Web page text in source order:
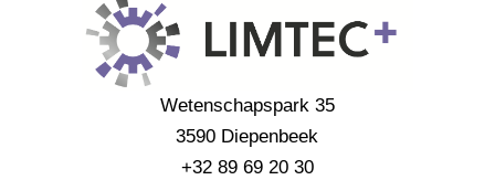
Wetenschapspark 35
3590 Diepenbeek
+32 89 69 20 30